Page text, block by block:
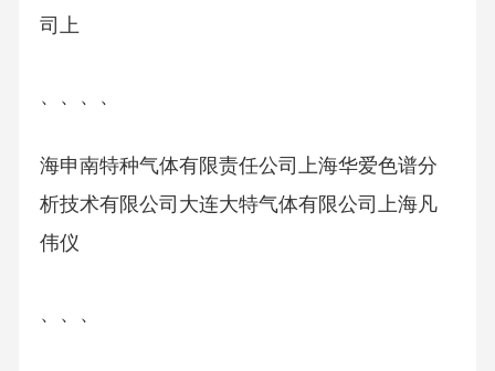
司上
、、、、
海申南特种气体有限责任公司上海华爱色谱分
析技术有限公司大连大特气体有限公司上海凡
伟仪
、、、